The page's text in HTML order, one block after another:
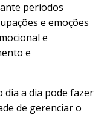
períodos
e emoções
e
e
dia a dia pode fazer
de gerenciar o